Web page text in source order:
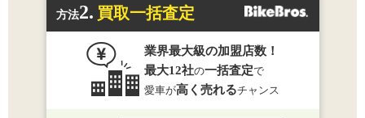
方法2. 買取一括査定
業界最大級の加盟店数！
最大12社の一括査定で
愛車が高く売れるチャンス